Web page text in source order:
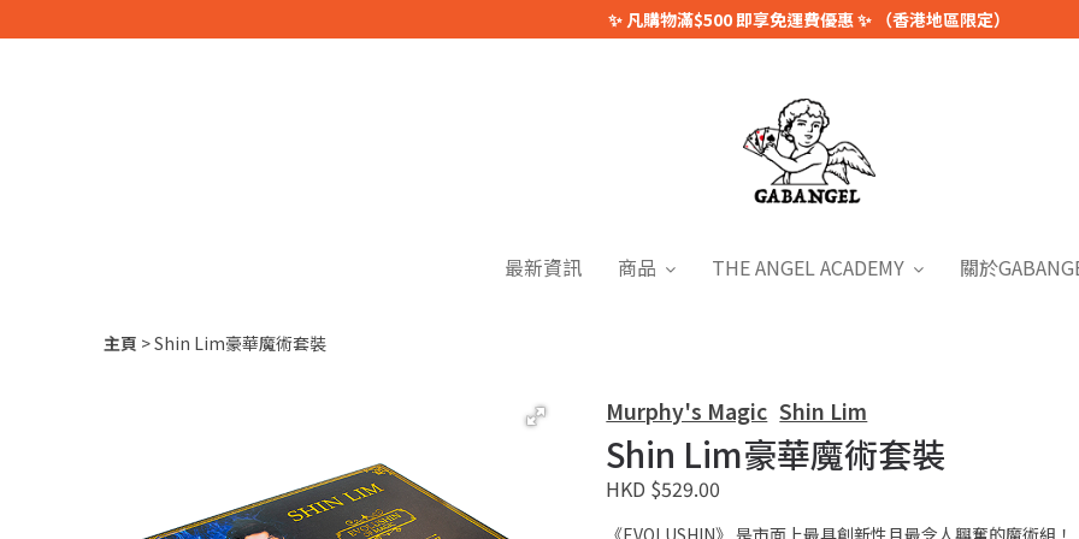
✨ 凡購物滿$500 即享免運費優惠 ✨ （香港地區限定）
最新資訊 商品 THE ANGEL ACADEMY 關於
主頁 Shin Lim豪華魔術套裝
Murphy's Magic Shin Lim
Shin Lim豪華魔術套裝
HKD $529.00
《EVOLUSHIN》 是市面上最具創新性且最令人興奮的魔術組！